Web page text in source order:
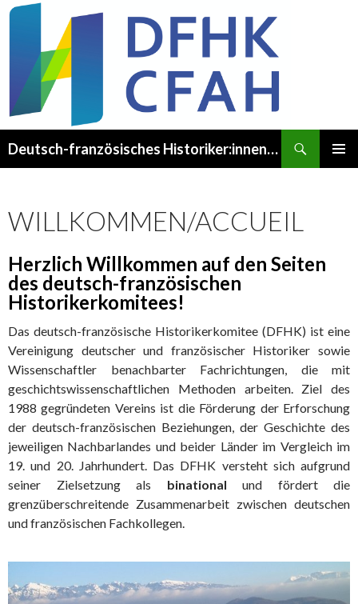
Deutsch-französisches Historiker:innenkomitee – Comité franco-allemand des Historien·ne·s
WILLKOMMEN/ACCUEIL
Herzlich Willkommen auf den Seiten
des deutsch-französischen
Historikerkomitees!
Das deutsch-französische Historikerkomitee (DFHK) ist eine
Vereinigung deutscher und französischer Historiker sowie
Wissenschaftler benachbarter Fachrichtungen, die mit
geschichtswissenschaftlichen Methoden arbeiten. Ziel des
1988 gegründeten Vereins ist die Förderung der Erforschung
der deutsch-französischen Beziehungen, der Geschichte des
jeweiligen Nachbarlandes und beider Länder im Vergleich im
19. und 20. Jahrhundert. Das DFHK versteht sich aufgrund
seiner Zielsetzung als binational und fördert die
grenzüberschreitende Zusammenarbeit zwischen deutschen
und französischen Fachkollegen.